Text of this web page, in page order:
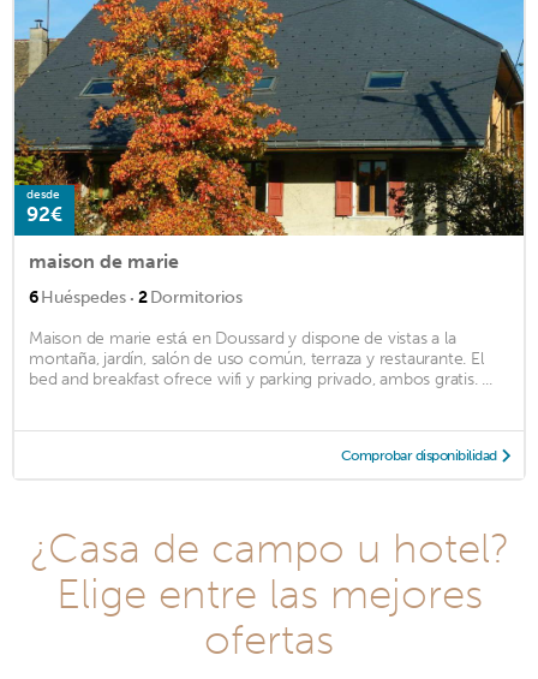
desde
92€
maison de marie
6Huéspedes · 2Dormitorios
Maison de marie está en Doussard y dispone de vistas a la
montaña, jardín, salón de uso común, terraza y restaurante. El
bed and breakfast ofrece wifi y parking privado, ambos gratis. ...
Comprobar disponibilidad
¿Casa de campo u hotel?
Elige entre las mejores
ofertas